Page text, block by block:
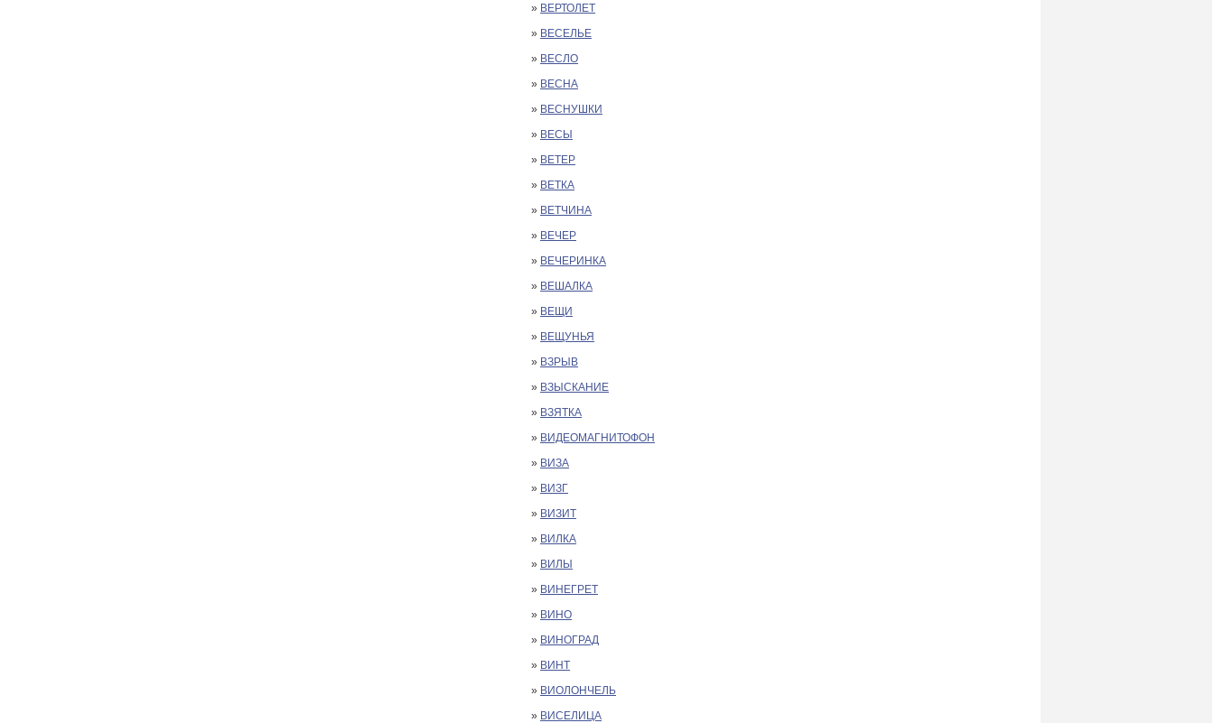
» ВЕРТОЛЕТ
» ВЕСЕЛЬЕ
» ВЕСЛО
» ВЕСНА
» ВЕСНУШКИ
» ВЕСЫ
» ВЕТЕР
» ВЕТКА
» ВЕТЧИНА
» ВЕЧЕР
» ВЕЧЕРИНКА
» ВЕШАЛКА
» ВЕЩИ
» ВЕЩУНЬЯ
» ВЗРЫВ
» ВЗЫСКАНИЕ
» ВЗЯТКА
» ВИДЕОМАГНИТОФОН
» ВИЗА
» ВИЗГ
» ВИЗИТ
» ВИЛКА
» ВИЛЫ
» ВИНЕГРЕТ
» ВИНО
» ВИНОГРАД
» ВИНТ
» ВИОЛОНЧЕЛЬ
» ВИСЕЛИЦА